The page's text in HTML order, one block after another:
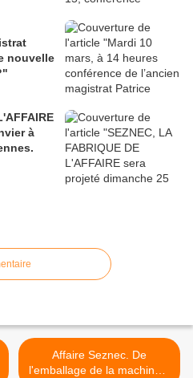
nouvelle
à
Affaire Seznec. De
l'emballage de la machine à